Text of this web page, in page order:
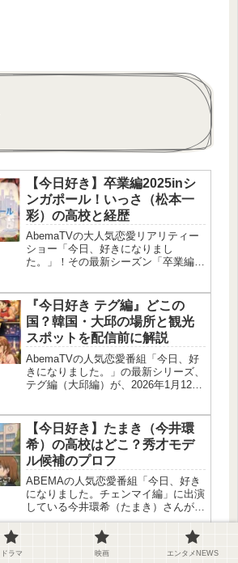
【今日好き】卒業編2025inシ
ンガポール！いっさ（松本一
彩）の高校と経歴
AbemaTVの大人気恋愛リアリティー
ショー「今日、好きになりまし
た。」！その最新シーズン「卒業編
出身のいっさ（松本一彩）くん！彼の
すごいところは…… 「高1ミスター...
『今日好き テグ編』どこの
国？韓国・大邱の場所と観光
スポットを配信前に解説
AbemaTVの人気恋愛番組「今日、好
きになりました。」の最新シリーズ、
テグ編（大邱編）が、2026年1月12日
ょっと意外だった人も多いんじゃない
かな。でも調べてみると、“...
【今日好き】たまき（今井環
希）の高校はどこ？秀才モデ
ル候補のプロフ
ABEMAの人気恋愛番組「今日、好き
になりました。チェンマイ編」に出演
している今井環希（たまき）さんが話
題になってるね！清楚で透明感あふれ
るビジュアルに加えて、「大分の高偏
差値高校に通う才女」なんて噂まであ
るんだから、そりゃ気になるよね。
【今日好き】古澤里紗（ふー
ドラマ 映画 エンタメNEWS